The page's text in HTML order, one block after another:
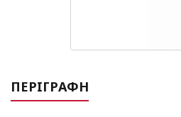
ΠΕΡΙΓΡΑΦΉ